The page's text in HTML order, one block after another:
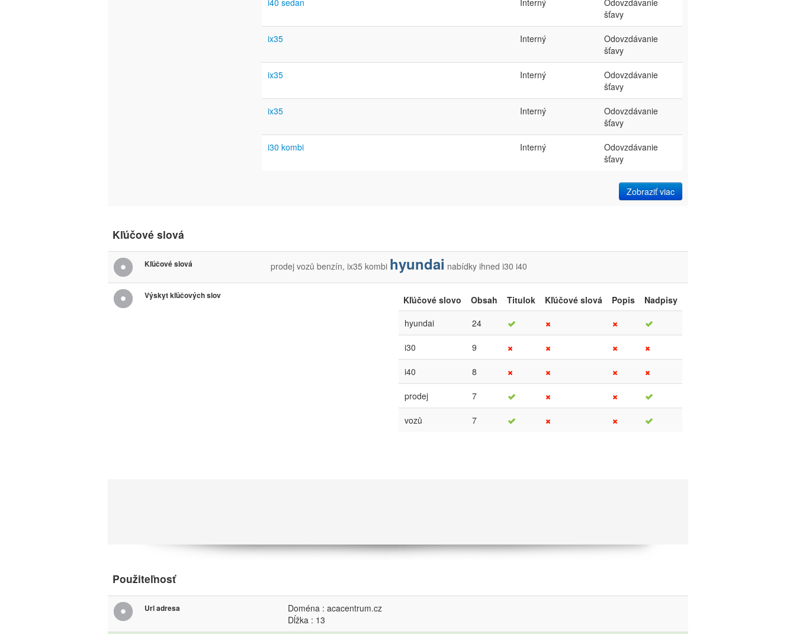
i40 sedan Interný
Odovzdávanie
šťavy
ix35 Interný
Odovzdávanie
šťavy
ix35 Interný
Odovzdávanie
šťavy
ix35 Interný
Odovzdávanie
šťavy
i30 kombi Interný
Odovzdávanie
šťavy
Zobraziť viac
Kľúčové slová
Kľúčové slová prodej vozů benzín, ix35 kombi hyundai nabídky ihned i30 i40
Výskyt kľúčových slov Kľúčové slovo Obsah Titulok Kľúčové slová Popis
Nadpisy
hyundai
24
i30 9
i40 8
prodej 7
vozů 7
Použiteľnosť
Url adresa
Doména : acacentrum.cz
Dĺžka : 13